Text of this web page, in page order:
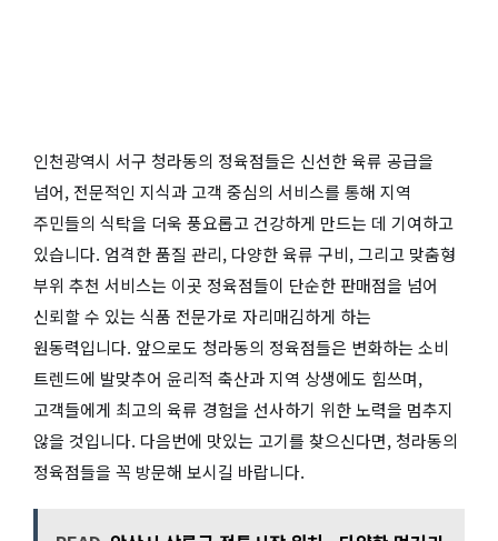
인천광역시 서구 청라동의 정육점들은 신선한 육류 공급을
넘어, 전문적인 지식과 고객 중심의 서비스를 통해 지역
주민들의 식탁을 더욱 풍요롭고 건강하게 만드는 데 기여하고
있습니다. 엄격한 품질 관리, 다양한 육류 구비, 그리고 맞춤형
부위 추천 서비스는 이곳 정육점들이 단순한 판매점을 넘어
신뢰할 수 있는 식품 전문가로 자리매김하게 하는
원동력입니다. 앞으로도 청라동의 정육점들은 변화하는 소비
트렌드에 발맞추어 윤리적 축산과 지역 상생에도 힘쓰며,
고객들에게 최고의 육류 경험을 선사하기 위한 노력을 멈추지
않을 것입니다. 다음번에 맛있는 고기를 찾으신다면, 청라동의
정육점들을 꼭 방문해 보시길 바랍니다.